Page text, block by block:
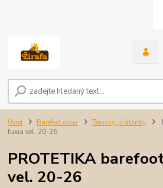
Úvod Barefoot obuv Tenisky, plátěnky
fuxia vel. 20-26
PROTETIKA
vel. 20-26